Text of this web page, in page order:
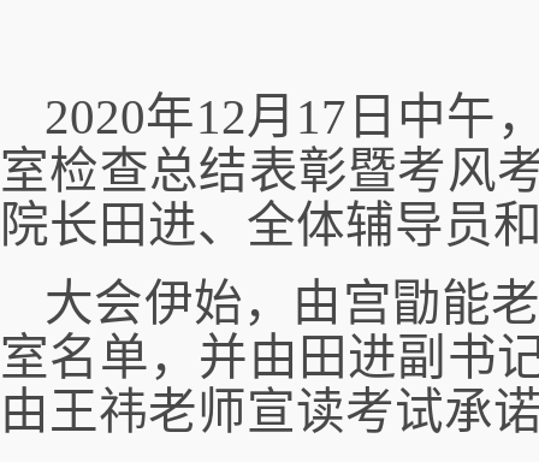
2020年12月17日中午
室检查总结表彰暨考风
院长田进、 全体辅导员
大会伊始， 由 宫勖能
室名单， 并由田进副书
由王祎老师宣读考试承